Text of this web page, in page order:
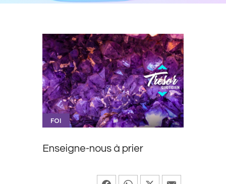
FOI
Enseigne-nous à prier